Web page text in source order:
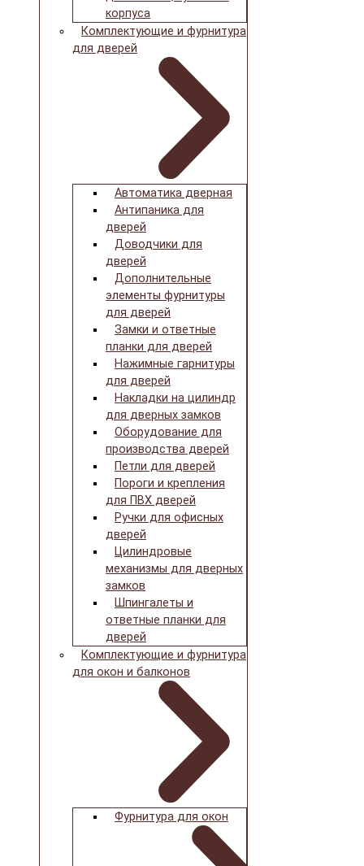
корпуса
Комплектующие и фурнитура
для дверей
Автоматика дверная
Антипаника для
дверей
Доводчики для
дверей
Дополнительные
элементы фурнитуры
для дверей
Замки и ответные
планки для дверей
Нажимные гарнитуры
для дверей
Накладки на цилиндр
для дверных замков
Оборудование для
производства дверей
Петли для дверей
Пороги и крепления
для ПВХ дверей
Ручки для офисных
дверей
Цилиндровые
механизмы для дверных
замков
Шпингалеты и
ответные планки для
дверей
Комплектующие и фурнитура
для окон и балконов
Фурнитура для окон